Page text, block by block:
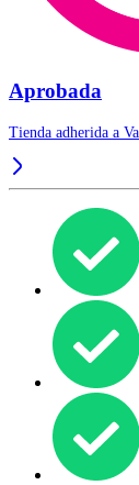
Aprobada
Tienda adherida a